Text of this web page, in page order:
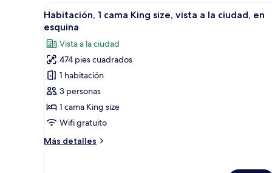
Abrir
todas
las
fotos
de
Habitación,
1
cama
King
vista
Sábanas de algodón egipcio,
6
Habitación, 1 cama King size, vista a la ciudad, en
esquina
Vista a la ciudad
474 pies cuadrados
1 habitación
3 personas
1 cama King size
Wifi gratuito
Más detalles
Más